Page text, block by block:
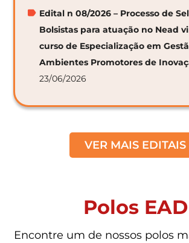
Edital n 08/2026 – Processo de
Bolsistas para atuação no Nead
curso de Especialização em
Ambientes Promotores de
23/06/2026
VER MAIS EDITAIS
Polos EAD
Encontre um de nossos polos